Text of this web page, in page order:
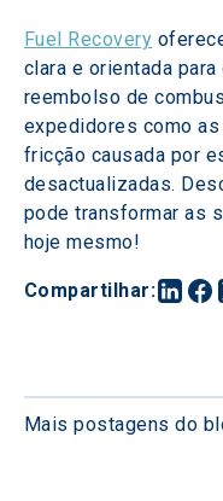
Compartilhar:
Fuel Recovery
clara e orientada
reembolso de
expedidores como
fricção causada por
desactualizadas.
pode transformar as
hoje mesmo!
Mais postagens do